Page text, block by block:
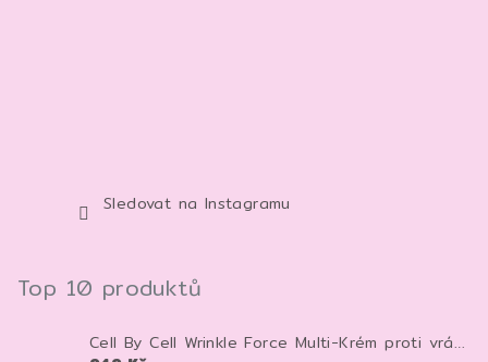
Sledovat na Instagramu
Top 10 produktů
Cell By Cell Wrinkle Force Multi-Krém proti vráskám 100 ml – anti-age krém pro zpevnění a hydrataci pleti